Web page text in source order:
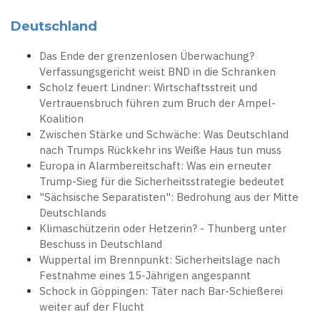
Deutschland
Das Ende der grenzenlosen Überwachung?
Verfassungsgericht weist BND in die Schranken
Scholz feuert Lindner: Wirtschaftsstreit und
Vertrauensbruch führen zum Bruch der Ampel-
Koalition
Zwischen Stärke und Schwäche: Was Deutschland
nach Trumps Rückkehr ins Weiße Haus tun muss
Europa in Alarmbereitschaft: Was ein erneuter
Trump-Sieg für die Sicherheitsstrategie bedeutet
"Sächsische Separatisten": Bedrohung aus der Mitte
Deutschlands
Klimaschützerin oder Hetzerin? - Thunberg unter
Beschuss in Deutschland
Wuppertal im Brennpunkt: Sicherheitslage nach
Festnahme eines 15-Jährigen angespannt
Schock in Göppingen: Täter nach Bar-Schießerei
weiter auf der Flucht